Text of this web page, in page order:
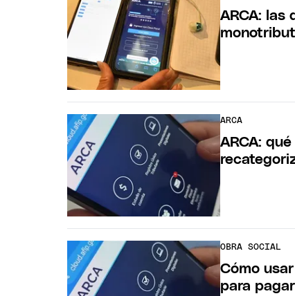
ARCA: las
ARCA
ARCA:
OBRA SOCIAL
Cómo
para